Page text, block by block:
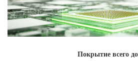
Покрытие всего